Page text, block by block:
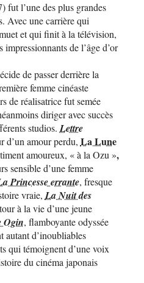
fut l’une des plus grandes
Avec une carrière qui
et qui finit à la télévision,
de l’âge d’or
de passer derrière la
femme cinéaste
de réalisatrice fut semée
diriger avec succès
studios. Lettre
d’un amour perdu, La Lune
amoureux, « à la Ozu »,
sensible d’une femme
Princesse errante, fresque
vraie, La Nuit des
à la vie d’une jeune
Ogin, flamboyante odyssée
autant d’inoubliables
qui témoignent d’une voix
du cinéma japonais